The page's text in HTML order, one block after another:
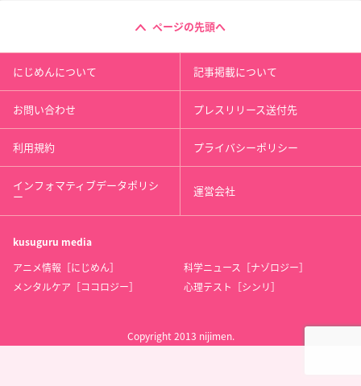
ページの先頭へ
にじめんについて 記事掲載について
お問い合わせ プレスリリース送付先
利用規約 プライバシーポリシー
インフォマティブデータポリシ
ー 運営会社
kusuguru media
アニメ情報［にじめん］
科学ニュース［ナゾロジー］
メンタルケア［ココロジー］
心理テスト［シンリ］
Copyright 2013 nijimen.